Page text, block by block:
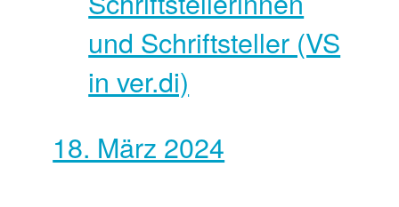
und Schriftsteller (VS
in ver.di)
18. März 2024